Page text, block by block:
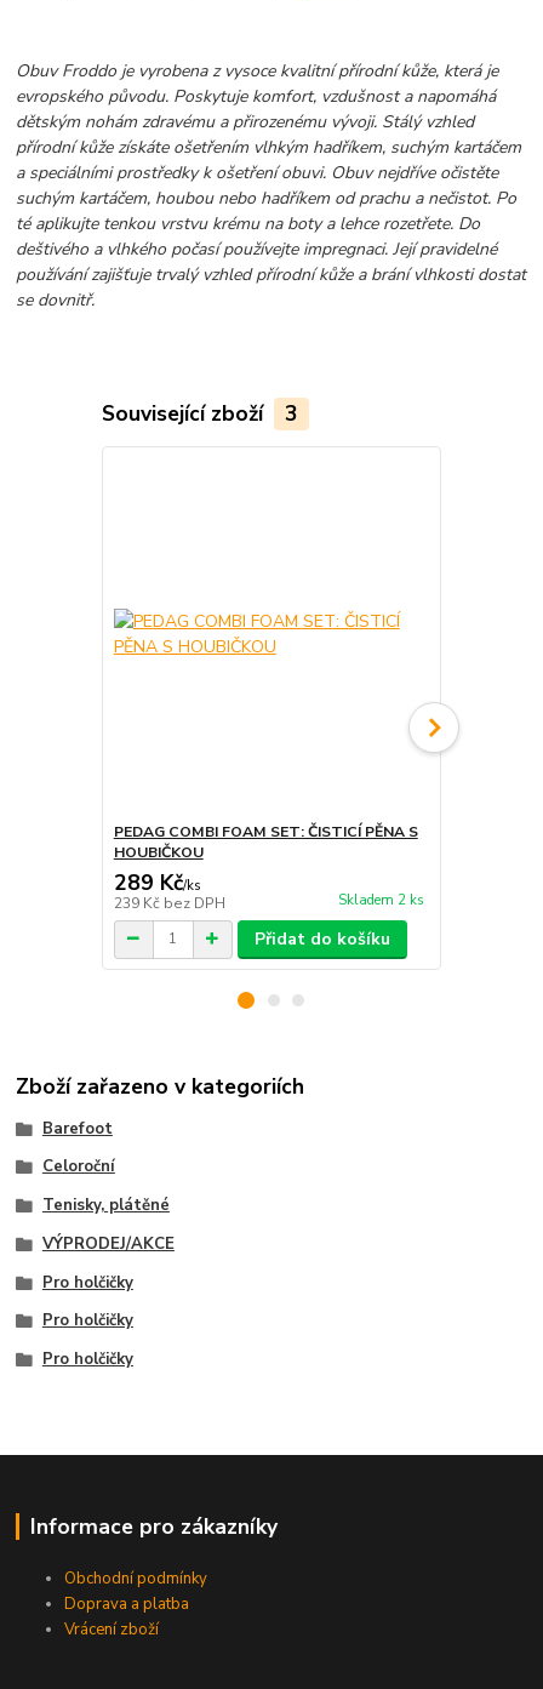
Obuv Froddo je vyrobena z vysoce kvalitní přírodní kůže, která je
evropského původu. Poskytuje komfort, vzdušnost a napomáhá
dětským nohám zdravému a přirozenému vývoji. Stálý vzhled
přírodní kůže získáte ošetřením vlhkým hadříkem, suchým kartáčem
a speciálními prostředky k ošetření obuvi. Obuv nejdříve očistěte
suchým kartáčem, houbou nebo hadříkem od prachu a nečistot. Po
té aplikujte tenkou vrstvu krému na boty a lehce rozetřete. Do
deštivého a vlhkého počasí používejte impregnaci. Její pravidelné
používání zajišťuje trvalý vzhled přírodní kůže a brání vlhkosti dostat
se dovnitř.
Související zboží 3
PEDAG COMBI FOAM SET: ČISTICÍ PĚNA S
HOUBIČKOU
289 Kč/ks
239 Kč bez DPH Skladem 2 ks
Přidat do košíku
Zboží zařazeno v kategoriích
Barefoot
Celoroční
Tenisky, plátěné
VÝPRODEJ/AKCE
Pro holčičky
Pro holčičky
Pro holčičky
Informace pro zákazníky
Obchodní podmínky
Doprava a platba
Vrácení zboží